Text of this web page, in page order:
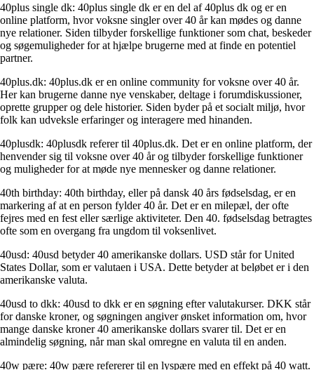
40plus single dk: 40plus single dk er en del af 40plus dk og er en
online platform, hvor voksne singler over 40 år kan mødes og danne
nye relationer. Siden tilbyder forskellige funktioner som chat, beskeder
og søgemuligheder for at hjælpe brugerne med at finde en potentiel
partner.
40plus.dk: 40plus.dk er en online community for voksne over 40 år.
Her kan brugerne danne nye venskaber, deltage i forumdiskussioner,
oprette grupper og dele historier. Siden byder på et socialt miljø, hvor
folk kan udveksle erfaringer og interagere med hinanden.
40plusdk: 40plusdk referer til 40plus.dk. Det er en online platform, der
henvender sig til voksne over 40 år og tilbyder forskellige funktioner
og muligheder for at møde nye mennesker og danne relationer.
40th birthday: 40th birthday, eller på dansk 40 års fødselsdag, er en
markering af at en person fylder 40 år. Det er en milepæl, der ofte
fejres med en fest eller særlige aktiviteter. Den 40. fødselsdag betragtes
ofte som en overgang fra ungdom til voksenlivet.
40usd: 40usd betyder 40 amerikanske dollars. USD står for United
States Dollar, som er valutaen i USA. Dette betyder at beløbet er i den
amerikanske valuta.
40usd to dkk: 40usd to dkk er en søgning efter valutakurser. DKK står
for danske kroner, og søgningen angiver ønsket information om, hvor
mange danske kroner 40 amerikanske dollars svarer til. Det er en
almindelig søgning, når man skal omregne en valuta til en anden.
40w pære: 40w pære refererer til en lyspære med en effekt på 40 watt.